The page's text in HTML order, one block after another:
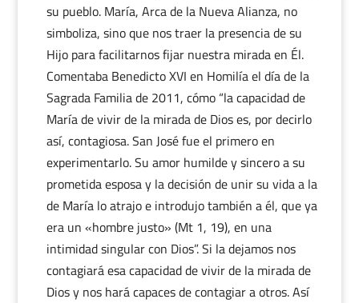
su pueblo. María, Arca de la Nueva Alianza, no
simboliza, sino que nos traer la presencia de su
Hijo para facilitarnos fijar nuestra mirada en Él.
Comentaba Benedicto XVI en Homilía el día de la
Sagrada Familia de 2011, cómo “la capacidad de
María de vivir de la mirada de Dios es, por decirlo
así, contagiosa. San José fue el primero en
experimentarlo. Su amor humilde y sincero a su
prometida esposa y la decisión de unir su vida a la
de María lo atrajo e introdujo también a él, que ya
era un «hombre justo» (Mt 1, 19), en una
intimidad singular con Dios”. Si la dejamos nos
contagiará esa capacidad de vivir de la mirada de
Dios y nos hará capaces de contagiar a otros. Así